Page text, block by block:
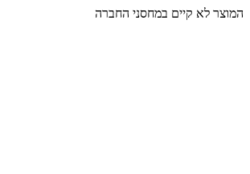
המוצר לא קיים במחסני החברה